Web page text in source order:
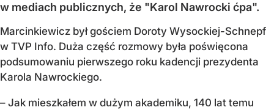
w mediach publicznych, że "Karol Nawrocki ćpa".
Marcinkiewicz był gościem Doroty Wysockiej-Schnepf
w TVP Info. Duża część rozmowy była poświęcona
podsumowaniu pierwszego roku kadencji prezydenta
Karola Nawrockiego.
– Jak mieszkałem w dużym akademiku, 140 lat temu